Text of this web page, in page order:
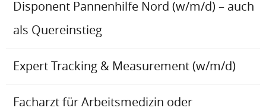
Disponent Pannenhilfe Nord (w/m/d) – auch
als Quereinstieg
Expert Tracking & Measurement (w/m/d)
Facharzt für Arbeitsmedizin oder